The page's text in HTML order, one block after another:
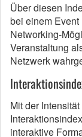
Über diesen
bei einem
Networking-
Veranstaltung
Netzwerk
Mit der
interaktive